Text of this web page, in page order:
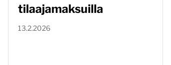
tilaajamaksuilla
13.2.2026